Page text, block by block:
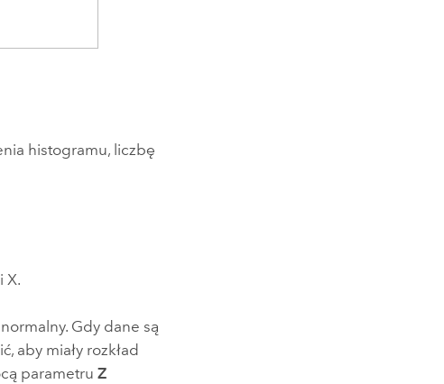
histogramu, liczbę
X.
Gdy dane są
aby miały rozkład
parametruZ